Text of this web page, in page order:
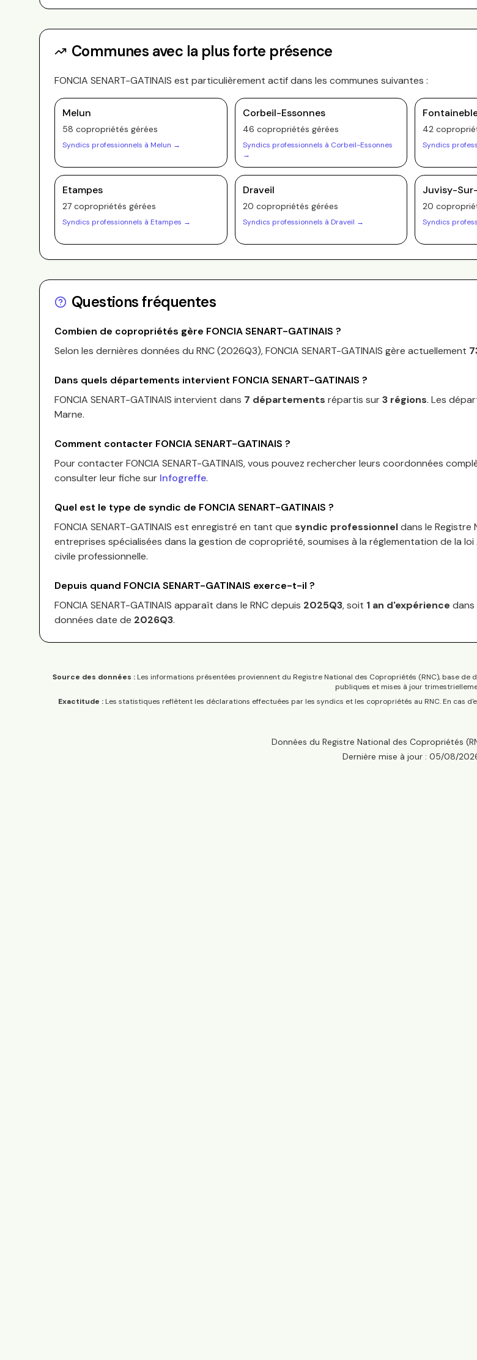
Communes avec la plus forte présence
FONCIA SENART-GATINAIS est particulièrement actif dans les communes suivantes :
Melun
58 copropriétés gérées
Syndics professionnels à Melun →
Corbeil-Essonnes
46 copropriétés gérées
Syndics professionnels à Corbeil-Essonnes
→
42
Syndics
Etampes
27 copropriétés gérées
Syndics professionnels à Etampes →
Draveil
20 copropriétés gérées
Syndics professionnels à Draveil →
Juvisy-
20
Syndics
Questions fréquentes
Combien de copropriétés gère FONCIA SENART-GATINAIS ?
Selon les dernières données du RNC (2026Q3),FONCIA SENART-GATINAIS gère actuellement
Dans quels départements intervient FONCIA SENART-GATINAIS ?
FONCIA SENART-GATINAIS intervient dans 7 départements répartis sur3 régions. Les
Marne.
Comment contacter FONCIA SENART-GATINAIS ?
Pour contacterFONCIA SENART-GATINAIS, vous pouvez rechercher leurs coordonnées
consulter leur fiche sur Infogreffe.
Quel est le type de syndic de FONCIA SENART-GATINAIS ?
FONCIA SENART-GATINAIS est enregistré en tant que syndic professionneldans le Registre
entreprises spécialisées dans la gestion de copropriété, soumises à la réglementation de la
civile professionnelle.
Depuis quand FONCIA SENART-GATINAIS exerce-t-il ?
FONCIA SENART-GATINAIS apparaît dans le RNC depuis 2025Q3, soit 1 an d'expérience dans
données date de 2026Q3.
Source des données : Les informations présentées proviennent du Registre National des Copropriétés (RNC), base
publiques et mises à jour
Exactitude :Les statistiques reflètent les déclarations effectuées par les syndics et les copropriétés au RNC. En cas
Données du Registre National des Copropriétés
Dernière mise à jour : 05/08/